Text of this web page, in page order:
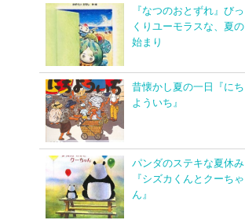
『なつのおとずれ』びっ
くりユーモラスな、夏の
始まり
昔懐かし夏の一日『にち
よういち』
パンダのステキな夏休み
『シズカくんとクーちゃ
ん』